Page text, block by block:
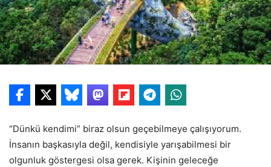
“Dünkü kendimi” biraz olsun geçebilmeye çalışıyorum.
İnsanın başkasıyla değil, kendisiyle yarışabilmesi bir
olgunluk göstergesi olsa gerek. Kişinin geleceğe